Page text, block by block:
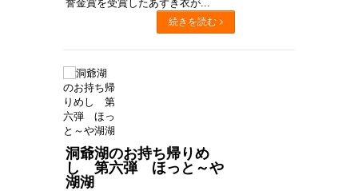
誉金賞を受賞したあずき衣が...
続きを読む
洞爺湖のお持ち帰りめ
し 第六弾 ほっと～や
湖湖